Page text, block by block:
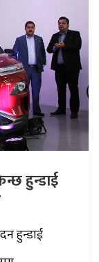
हुन्डाई
हुन्डाई